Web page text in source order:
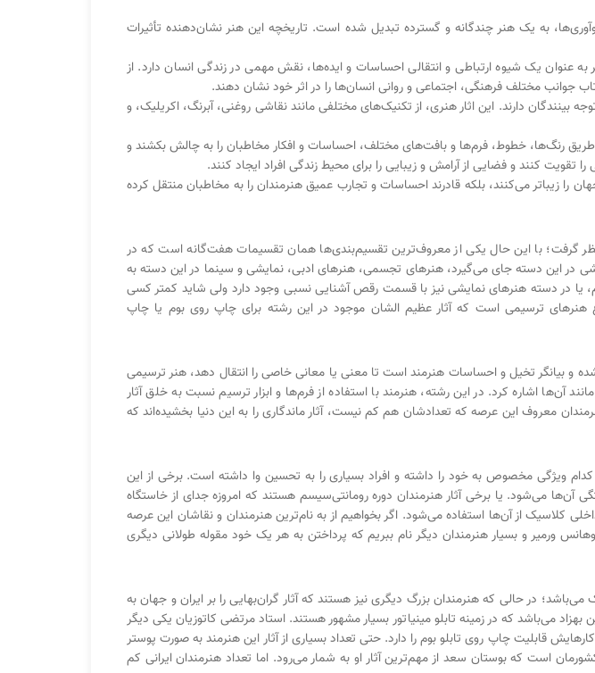
به یک هنر چندگانه و گسترده تبدیل شده است. تاریخچه این هنر نشان‌دهنده تأثیرات
عنوان یک شیوه ارتباطی و انتقالی احساسات و ایده‌ها، نقش مهمی در زندگی انسان دارد. از
جوانب مختلف فرهنگی، اجتماعی و روانی انسان‌ها را در اثر خود نشان دهند.
دارند. این اثار هنری، از تکنیک‌های مختلفی مانند نقاشی روغنی، آبرنگ، اکریلیک، و
رنگ‌ها، خطوط، فرم‌ها و بافت‌های مختلف، احساسات و افکار مخاطبان را به چالش بکشند و
تقویت کنند و فضایی از آرامش و زیبایی را برای محیط زندگی افراد ایجاد کنند.
را زیباتر می‌کنند، بلکه قادرند احساسات و تجارب عمیق هنرمندان را به مخاطبان منتقل کرده
گرفت؛ ‌با این حال یکی از معروف‌ترین تقسیم‌بندی‌ها همان تقسیمات هفت‌گانه است که در
در این دسته جای می‌گیرد، هنرهای تجسمی،‌ هنرهای ادبی، نمایشی و سینما در این دسته به
یا در دسته هنرهای نمایشی نیز با قسمت رقص آشنایی نسبی وجود دارد ولی شاید کمتر کسی
هنرهای ترسیمی است که آثار عظیم الشان موجود در این رشته برای چاپ روی بوم یا چاپ
و بیانگر تخیل و احساسات هنرمند است تا معنی یا معانی خاصی را انتقال دهد، هنر ترسیمی
اشاره کرد. در این رشته، هنرمند با استفاده از فرم‌ها و ابزار ترسیم نسبت به خلق آثار
معروف این عرصه که تعدادشان هم کم نیست، آثار ماندگاری را به این دنیا بخشیده‌اند که
ویژگی مخصوص به خود را داشته و افراد بسیاری را به تحسین وا داشته است. برخی از این
آن‌ها می‌شود. یا برخی آثار هنرمندان دوره رومانتی‌سیسم هستند که امروزه جدای از خاستگاه
کلاسیک از آن‌ها استفاده می‌شود. اگر بخواهیم از به نام‌ترین هنرمندان و نقاشان این عرصه
یوهانس ورمیر و بسیار هنرمندان دیگر نام ببریم که پرداختن به هر یک خود مقوله طولانی دیگری
در حالی که هنرمندان بزرگ دیگری نیز هستند که آثار گران‌بهایی را بر ایران و جهان به
می‌باشد که در زمینه تابلو مینیاتور بسیار مشهور هستند. استاد مرتضی کاتوزیان یکی دیگر
به چاپ رسیده و بسیاری از کارهایش قابلیت چاپ روی تابلو بوم را دارد. حتی تعداد بسیاری از آثار این هنرمند به صورت پوستر
است که بوستان سعد از مهم‌ترین آثار او به شمار می‌رود. اما تعداد هنرمندان ایرانی کم